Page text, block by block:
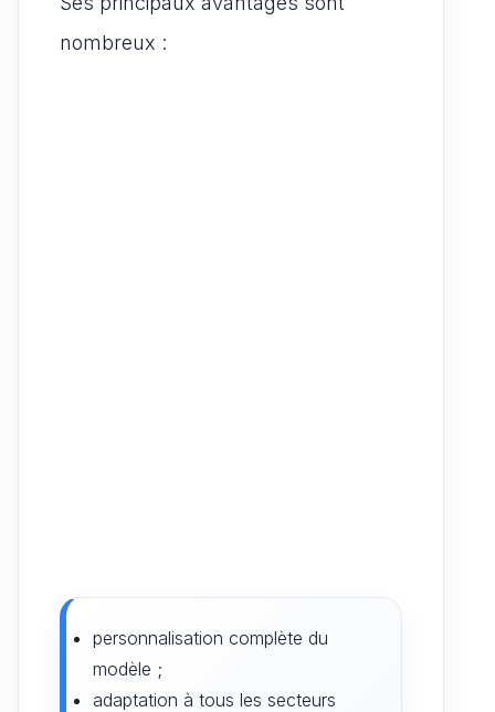
nombreux :
personnalisation complète du
modèle ;
adaptation à tous les secteurs